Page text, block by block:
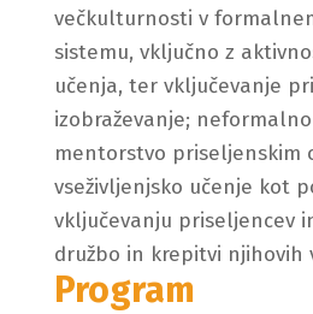
večkulturnosti v
sistemu, vključno z
učenja, ter vključevanje
izobraževanje;
mentorstvo priseljenskim
vseživljenjsko učenje kot
vključevanju priseljencev
družbo in krepitvi njihovih
Program